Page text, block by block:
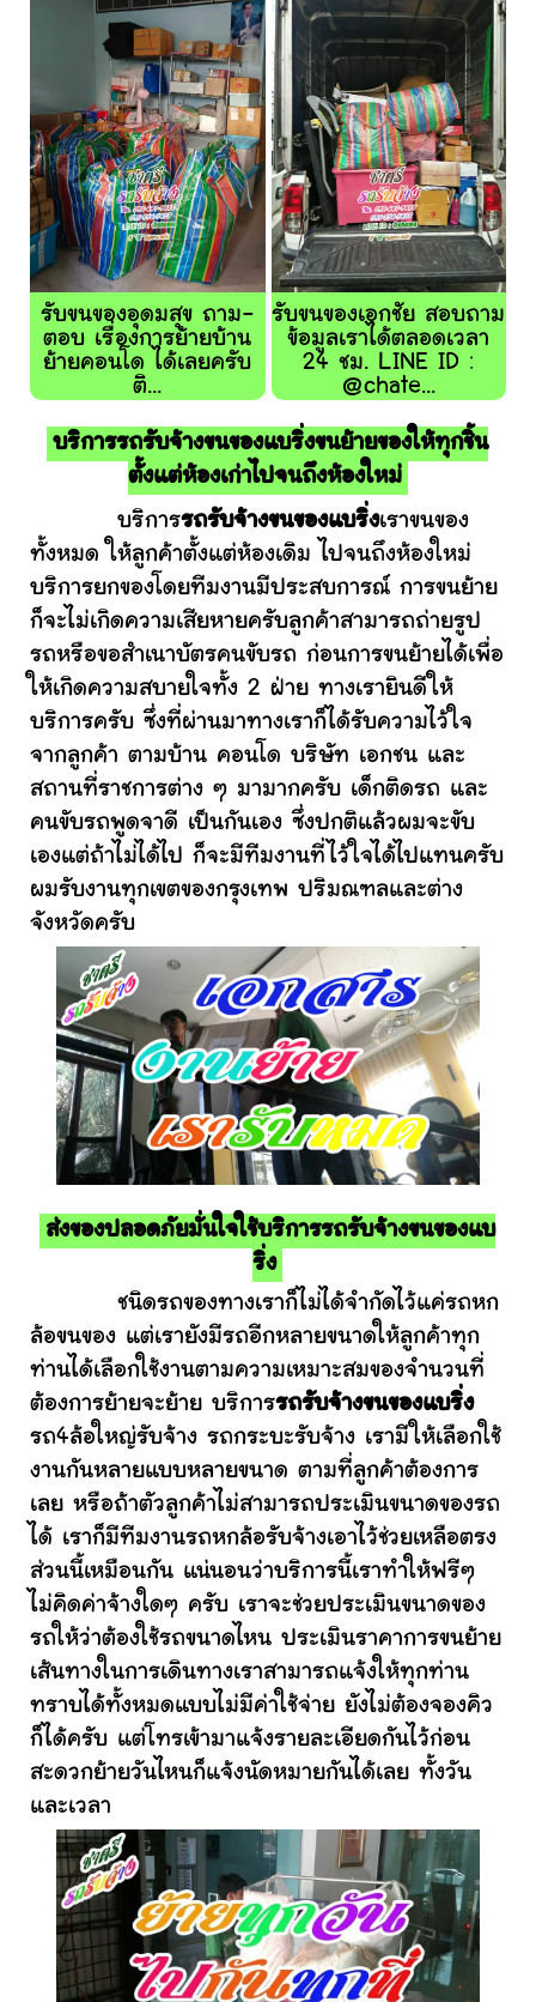
รับขนของอุดมสุข ถาม-
ตอบ เรื่องการย้ายบ้าน
ย้ายคอนโด ได้เลยครับ
ติ...
รับขนของเอกชัย สอบถาม
ข้อมูลเราได้ตลอดเวลา
24 ชม. LINE ID :
@chate...
บริการรถรับจ้างขนของแบริ่งขนย้ายของให้ทุกชิ้น
ตั้งแต่ห้องเก่าไปจนถึงห้องใหม่
บริการรถรับจ้างขนของแบริ่งเราขนของ
ทั้งหมด ให้ลูกค้าตั้งแต่ห้องเดิม ไปจนถึงห้องใหม่
บริการยกของโดยทีมงานมีประสบการณ์ การขนย้าย
ก็จะไม่เกิดความเสียหายครับลูกค้าสามารถถ่ายรูป
รถหรือขอสำเนาบัตรคนขับรถ ก่อนการขนย้ายได้เพื่อ
ให้เกิดความสบายใจทั้ง 2 ฝ่าย ทางเรายินดีให้
บริการครับ ซึ่งที่ผ่านมาทางเราก็ได้รับความไว้ใจ
จากลูกค้า ตามบ้าน คอนโด บริษัท เอกชน และ
สถานที่ราชการต่าง ๆ มามากครับ เด็กติดรถ และ
คนขับรถพูดจาดี เป็นกันเอง ซึ่งปกติแล้วผมจะขับ
เองแต่ถ้าไม่ได้ไป ก็จะมีทีมงานที่ไว้ใจได้ไปแทนครับ
ผมรับงานทุกเขตของกรุงเทพ ปริมณฑลและต่าง
จังหวัดครับ
ส่งของปลอดภัยมั่นใจใช้บริการรถรับจ้างขนของแบ
ริ่ง
ชนิดรถของทางเราก็ไม่ได้จำกัดไว้แค่รถหก
ล้อขนของ แต่เรายังมีรถอีกหลายขนาดให้ลูกค้าทุก
ท่านได้เลือกใช้งานตามความเหมาะสมของจำนวนที่
ต้องการย้ายจะย้าย บริการรถรับจ้างขนของแบริ่ง
รถ4ล้อใหญ่รับจ้าง รถกระบะรับจ้าง เรามีให้เลือกใช้
งานกันหลายแบบหลายขนาด ตามที่ลูกค้าต้องการ
เลย หรือถ้าตัวลูกค้าไม่สามารถประเมินขนาดของรถ
ได้ เราก็มีทีมงานรถหกล้อรับจ้างเอาไว้ช่วยเหลือตรง
ส่วนนี้เหมือนกัน แน่นอนว่าบริการนี้เราทำให้ฟรีๆ
ไม่คิดค่าจ้างใดๆ ครับ เราจะช่วยประเมินขนาดของ
รถให้ว่าต้องใช้รถขนาดไหน ประเมินราคาการขนย้าย
เส้นทางในการเดินทางเราสามารถแจ้งให้ทุกท่าน
ทราบได้ทั้งหมดแบบไม่มีค่าใช้จ่าย ยังไม่ต้องจองคิว
ก็ได้ครับ แต่โทรเข้ามาแจ้งรายละเอียดกันไว้ก่อน
สะดวกย้ายวันไหนก็แจ้งนัดหมายกันได้เลย ทั้งวัน
และเวลา